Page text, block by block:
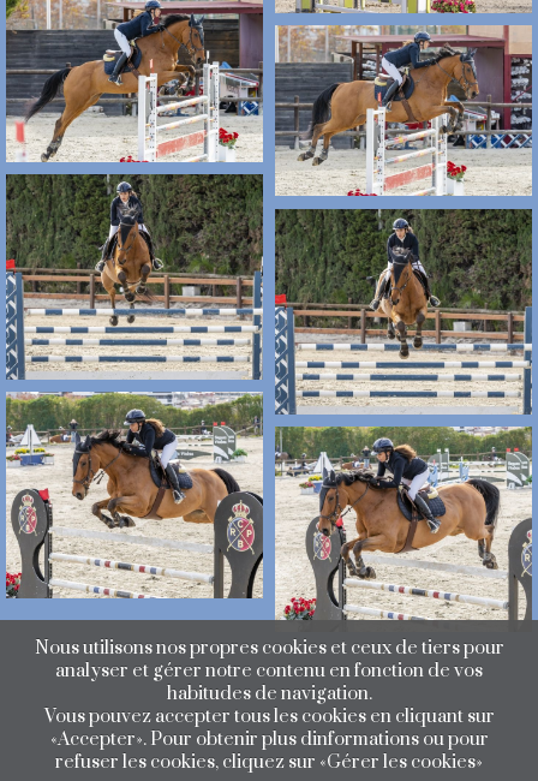
Nous utilisons nos propres cookies et ceux de tiers pour
analyser et gérer notre contenu en fonction de vos
habitudes de navigation.
Vous pouvez accepter tous les cookies en cliquant sur
«Accepter». Pour obtenir plus dinformations ou pour
refuser les cookies, cliquez sur «Gérer les cookies»